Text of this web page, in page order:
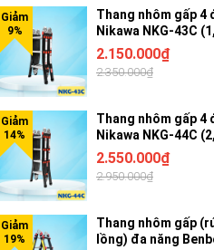
Thang nhôm gấp 4
Nikawa NKG-43C
2.150.000₫
2.350.000₫
Thang nhôm gấp 4
Nikawa NKG-44C
2.550.000₫
2.950.000₫
Thang nhôm gấp
lồng) đa năng